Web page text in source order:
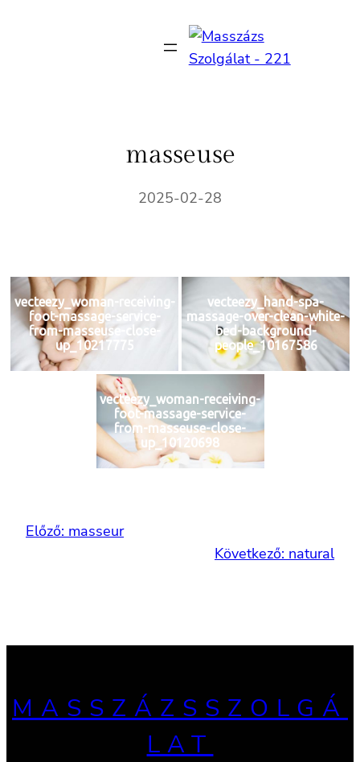
masseuse
2025-02-28
vecteezy_woman-receiving-
foot-massage-service-
from-masseuse-close-
up_10217775
vecteezy_hand-spa-
massage-over-clean-white-
bed-background-
people_10167586
vecteezy_woman-receiving-
foot-massage-service-
from-masseuse-close-
up_10120698
Előző: masseur
Következő: natural
MASSZÁZSSZOLGÁ
LAT